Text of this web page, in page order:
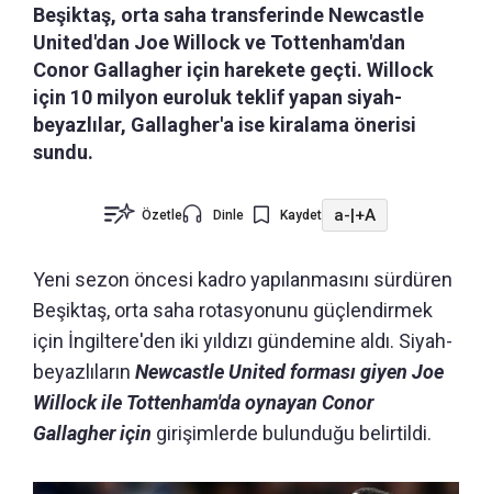
Beşiktaş, orta saha transferinde Newcastle
United'dan Joe Willock ve Tottenham'dan
Conor Gallagher için harekete geçti. Willock
için 10 milyon euroluk teklif yapan siyah-
beyazlılar, Gallagher'a ise kiralama önerisi
sundu.
Özetle Dinle Kaydet a-|+A
Yeni sezon öncesi kadro yapılanmasını sürdüren
Beşiktaş, orta saha rotasyonunu güçlendirmek
için İngiltere'den iki yıldızı gündemine aldı. Siyah-
beyazlıların Newcastle United forması giyen Joe
Willock ile Tottenham'da oynayan Conor
Gallagher için girişimlerde bulunduğu belirtildi.